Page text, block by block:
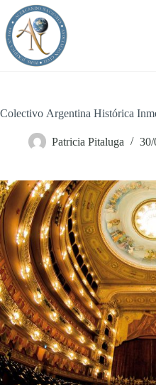
Saltar
contenido
Colectivo Argentina Histórica
Patricia Pitaluga 30/